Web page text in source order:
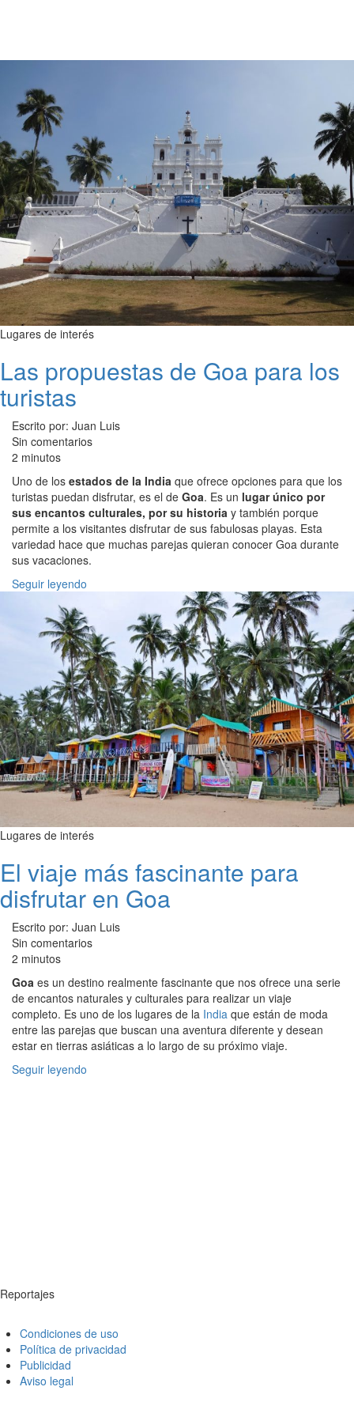
Lugares de interés
Las propuestas de Goa para los
turistas
Escrito por: Juan Luis
Sin comentarios
2 minutos
Uno de los estados de la India que ofrece opciones para que los
turistas puedan disfrutar, es el de Goa. Es un lugar único por
sus encantos culturales, por su historia y también porque
permite a los visitantes disfrutar de sus fabulosas playas. Esta
variedad hace que muchas parejas quieran conocer Goa durante
sus vacaciones.
Seguir leyendo
Lugares de interés
El viaje más fascinante para
disfrutar en Goa
Escrito por: Juan Luis
Sin comentarios
2 minutos
Goa es un destino realmente fascinante que nos ofrece una serie
de encantos naturales y culturales para realizar un viaje
completo. Es uno de los lugares de la India que están de moda
entre las parejas que buscan una aventura diferente y desean
estar en tierras asiáticas a lo largo de su próximo viaje.
Seguir leyendo
Reportajes
Condiciones de uso
Política de privacidad
Publicidad
Aviso legal